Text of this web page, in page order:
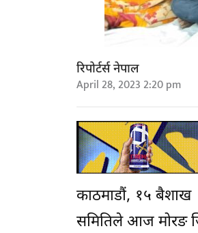
रिपोर्टर्स नेपाल
April 28, 2023 2:20 pm
काठमाडौं, १५ बैशाख
समितिले आज मोरङ